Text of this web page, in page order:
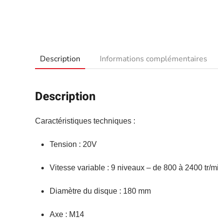
Description Informations complémentaires
Description
Caractéristiques techniques :
Tension : 20V
Vitesse variable : 9 niveaux – de 800 à 2400 tr/
Diamètre du disque : 180 mm
Axe : M14